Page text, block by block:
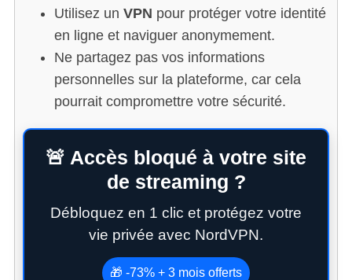
Utilisez un VPN pour protéger votre identité
en ligne et naviguer anonymement.
Ne partagez pas vos informations
personnelles sur la plateforme, car cela
pourrait compromettre votre sécurité.
🚨 Accès bloqué à votre site
de streaming ?
Débloquez en 1 clic et protégez votre
vie privée avec NordVPN.
🎁 -73% + 3 mois offerts